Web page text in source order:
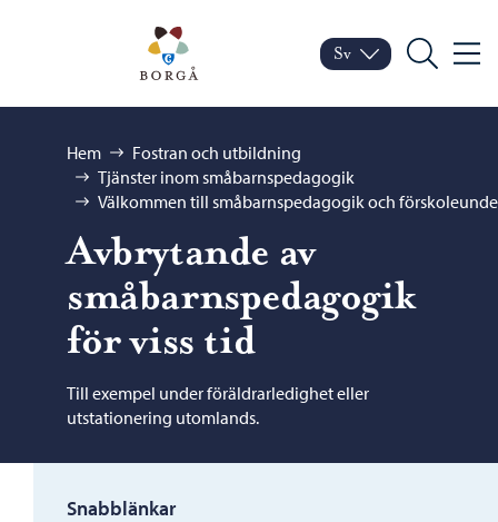
Porvoo – Gå till
Byt språk
Nuvarande språk:
Sv
Sök Meny
Bläddra:
Hem
Fostran och utbildning
Tjänster inom småbarnspedagogik
Välkommen till småbarnspedagogik och
Avbrytande av
småbarnspedagogik
för viss tid
Till exempel under föräldrarledighet eller
utstationering utomlands.
Snabblänkar